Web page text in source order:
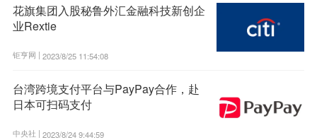
花旗集团入股秘鲁外汇金融科技新创企
业Rextie
钜亨网 | 2023/8/25 11:54:08
台湾跨境支付平台与PayPay合作，赴
日本可扫码支付
中央社 | 2023/8/24 9:44:59